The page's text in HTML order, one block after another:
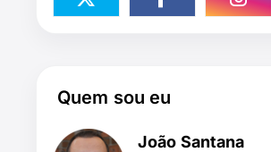
Quem sou eu
João Santana